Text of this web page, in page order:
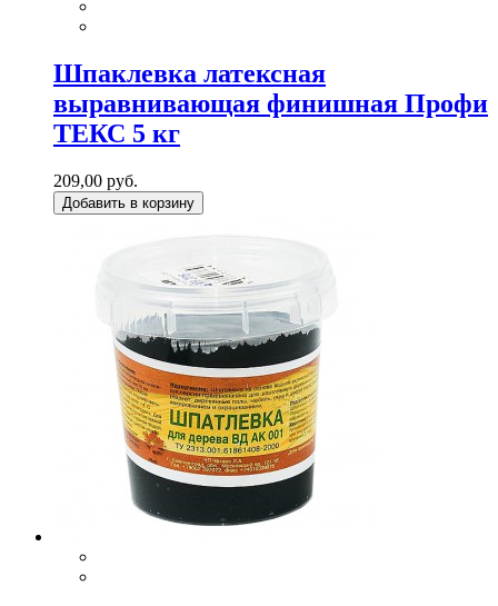
Шпаклевка латексная
выравнивающая финишная Профи
ТЕКС 5 кг
209,00 руб.
Добавить в корзину